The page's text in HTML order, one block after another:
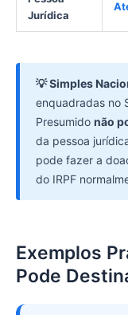
Jurídica
💡 Simples
enquadradas no
Presumido não
da pessoa
pode fazer a
do IRPF
Exemplos
Pode